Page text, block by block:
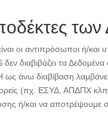
οι αντιπρόσωποι ή/
διαβιβάζει τα
ως άνω διαβίβαση
(πχ. ΕΣΥΔ, ΑΠΔΠΧ
ή/και να